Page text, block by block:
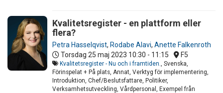
Kvalitetsregister - en plattform eller
flera?
Petra Hasselqvist, Rodabe Alavi, Anette Falkenroth
Torsdag 25 maj 2023 10:30 - 11:15 F5
Kvalitetsregister - Nu och i framtiden.
, Svenska,
Förinspelat + På plats, Annat, Verktyg för implementering,
Introduktion, Chef/Beslutsfattare, Politiker,
Verksamhetsutveckling, Vårdpersonal, Exempel från